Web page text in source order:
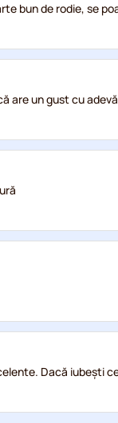
bun de rodie, se
are un gust cu
Dacă iubești